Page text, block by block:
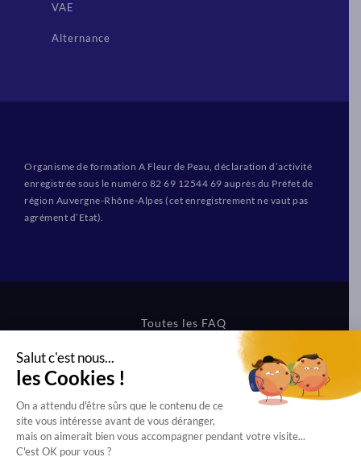
VAE
Alternance
Organisme de formation A Fleur de Peau, déclaration d’activité
enregistrée sous le numéro 82 69 12544 69 auprès du Préfet de
région Auvergne-Rhône-Alpes (cet enregistrement ne vaut pas
agrément d’Etat).
Toutes les FAQ
Mentions légales